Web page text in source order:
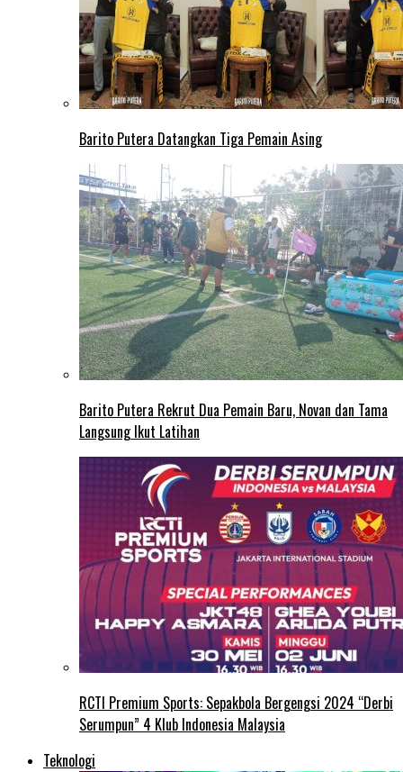
Barito Putera Datangkan Tiga Pemain Asing
Barito Putera Rekrut Dua Pemain Baru, Novan dan Tama
Langsung Ikut Latihan
RCTI Premium Sports: Sepakbola Bergengsi 2024 “Derbi
Serumpun” 4 Klub Indonesia Malaysia
Teknologi